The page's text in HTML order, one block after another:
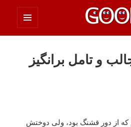
و تامل برانگیز
که از دور قشنگ بود، ولی دوختش